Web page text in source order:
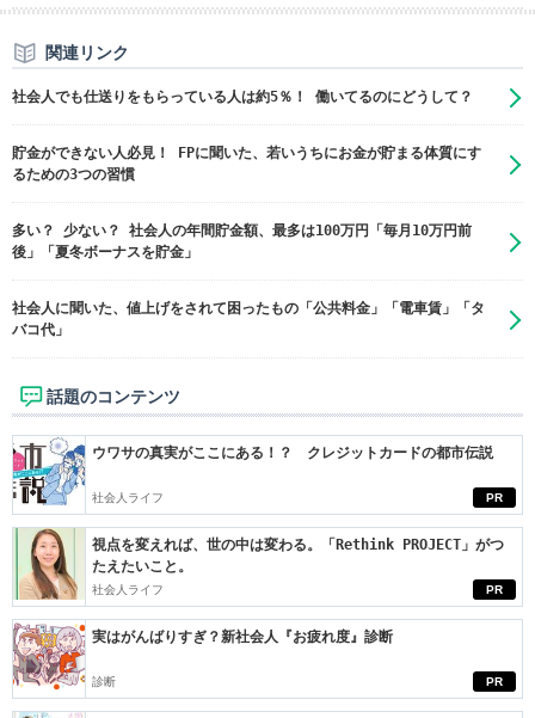
関連リンク
社会人でも仕送りをもらっている人は約5％！ 働いてるのにどうして？
貯金ができない人必見！ FPに聞いた、若いうちにお金が貯まる体質にす
るための3つの習慣
多い？ 少ない？ 社会人の年間貯金額、最多は100万円「毎月10万円前
後」「夏冬ボーナスを貯金」
社会人に聞いた、値上げをされて困ったもの「公共料金」「電車賃」「タ
バコ代」
話題のコンテンツ
PR
ウワサの真実がここにある！？ クレジットカードの都市伝説
社会人ライフ
PR
視点を変えれば、世の中は変わる。「Rethink PROJECT」がつ
たえたいこと。
社会人ライフ
PR
実はがんばりすぎ？新社会人『お疲れ度』診断
診断